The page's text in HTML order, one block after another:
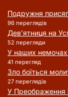
Подружня
96 переглядів
Дев’ятниця на
52 перегляди
У наших немочах
41 перегляд
Зло боїться
27 переглядів
У Преображення